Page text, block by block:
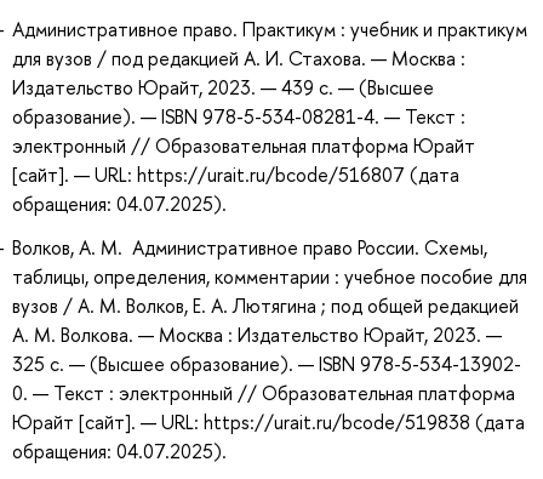
Административное право. Практикум : учебник и практикум
для вузов / под редакцией А. И. Стахова. — Москва :
Издательство Юрайт, 2023. — 439 с. — (Высшее
образование). — ISBN 978-5-534-08281-4. — Текст :
электронный // Образовательная платформа Юрайт
[сайт]. — URL: https://urait.ru/bcode/516807 (дата
обращения: 04.07.2025).
Волков, А. М. Административное право России. Схемы,
таблицы, определения, комментарии : учебное пособие для
вузов / А. М. Волков, Е. А. Лютягина ; под общей редакцией
А. М. Волкова. — Москва : Издательство Юрайт, 2023. —
325 с. — (Высшее образование). — ISBN 978-5-534-13902-
0. — Текст : электронный // Образовательная платформа
Юрайт [сайт]. — URL: https://urait.ru/bcode/519838 (дата
обращения: 04.07.2025).